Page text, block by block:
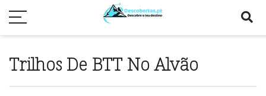
Trilhos De BTT No Alvão